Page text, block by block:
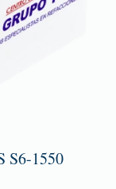
S6-1550